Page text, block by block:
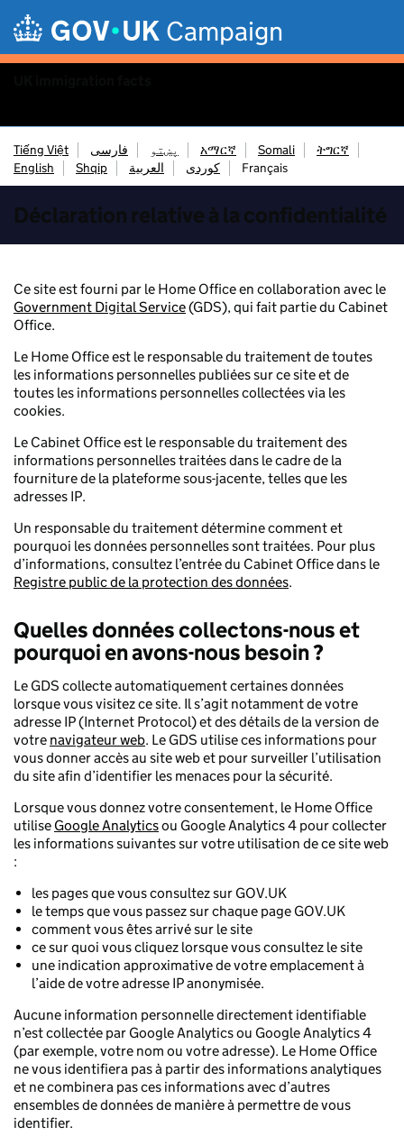
Campaign
Tiếng Việt فارسی پښتو አማርኛ Somali
ትግርኛ
English
Shqip العربية کوردی Français
Déclaration relative à la confidentialité
Ce site est fourni par le Home Office en collaboration avec le
Government Digital Service(GDS), qui fait partie du Cabinet
Office.
Le Home Office est le responsable du traitement de toutes
les informations personnelles publiées sur ce site et de
toutes les informations personnelles collectées via les
cookies.
Le Cabinet Office est le responsable du traitement des
informations personnelles traitées dans le cadre de la
fourniture de la plateforme sous-jacente, telles que les
adresses IP.
Un responsable du traitement détermine comment et
pourquoi les données personnelles sont traitées. Pour plus
d’informations, consultez l’entrée du Cabinet Office dans le
Registre public de la protection des données.
Quelles données collectons-nous et
pourquoi en avons-nous besoin ?
Le GDS collecte automatiquement certaines données
lorsque vous visitez ce site. Il s’agit notamment de votre
adresse IP (Internet Protocol) et des détails de la version de
votre navigateur web. Le GDS utilise ces informations pour
vous donner accès au site web et pour surveiller l’utilisation
du site afin d’identifier les menaces pour la sécurité.
Lorsque vous donnez votre consentement, le Home Office
utilise Google Analyticsou Google Analytics 4 pour collecter
les informations suivantes sur votre utilisation de ce site web
:
les pages que vous consultez sur GOV.UK
le temps que vous passez sur chaque page GOV.UK
comment vous êtes arrivé sur le site
ce sur quoi vous cliquez lorsque vous consultez le site
une indication approximative de votre emplacement à
l’aide de votre adresse IP anonymisée.
Aucune information personnelle directement identifiable
n’est collectée par Google Analytics ou Google Analytics 4
(par exemple, votre nom ou votre adresse). Le Home Office
ne vous identifiera pas à partir des informations analytiques
et ne combinera pas ces informations avec d’autres
ensembles de données de manière à permettre de vous
identifier.